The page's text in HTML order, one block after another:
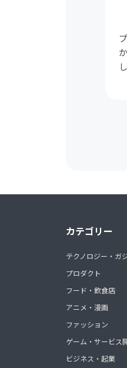
カテゴリー
テクノロジー・ガ
プロダクト
フード・飲食店
アニメ・漫画
ファッション
ゲーム・サービス
ビジネス・起業